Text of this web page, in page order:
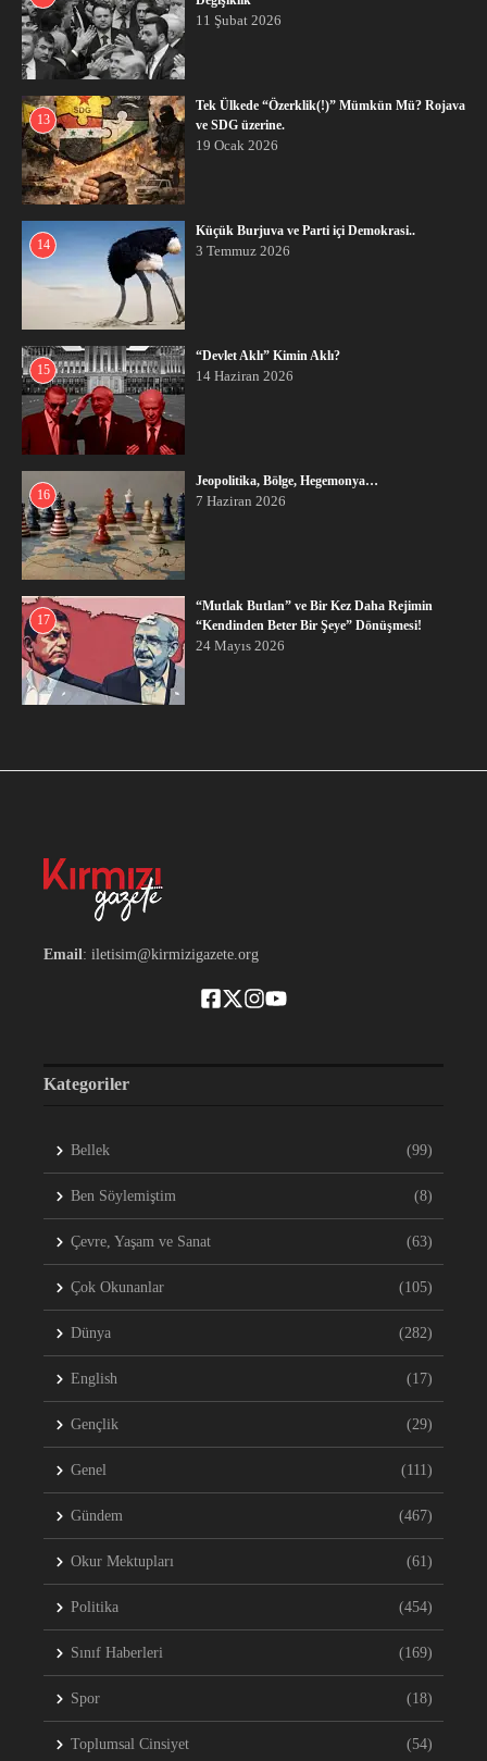
11 Şubat 2026
13
Tek Ülkede “Özerklik(!)” Mümkün Mü? Rojava
ve SDG üzerine.
19 Ocak 2026
14
Küçük Burjuva ve Parti içi Demokrasi..
3 Temmuz 2026
15
“Devlet Aklı” Kimin Aklı?
14 Haziran 2026
16
Jeopolitika, Bölge, Hegemonya…
7 Haziran 2026
17
“Mutlak Butlan” ve Bir Kez Daha Rejimin
“Kendinden Beter Bir Şeye” Dönüşmesi!
24 Mayıs 2026
Email: iletisim@kirmizigazete.org
Kategoriler
Bellek (99)
Ben Söylemiştim (8)
Çevre, Yaşam ve Sanat (63)
Çok Okunanlar (105)
Dünya (282)
English (17)
Gençlik (29)
Genel (111)
Gündem (467)
Okur Mektupları (61)
Politika (454)
Sınıf Haberleri (169)
Spor (18)
Toplumsal Cinsiyet (54)